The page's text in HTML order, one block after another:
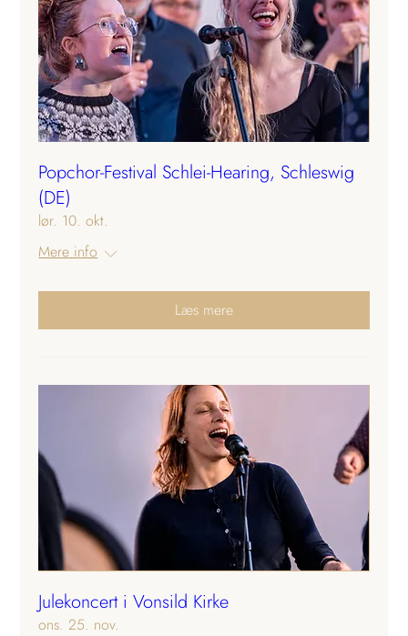
Popchor-Festival Schlei-Hearing, Schleswig
(DE)
lør. 10. okt.
Mere info
Læs mere
Julekoncert i Vonsild Kirke
ons. 25. nov.